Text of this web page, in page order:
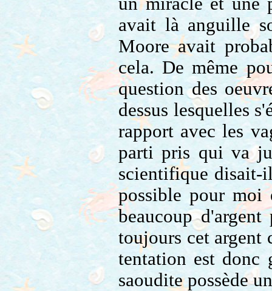
avait là anguille
Moore avait
cela. De même
question des
dessus lesquelles
rapport avec les
parti pris qui va
scientifique disait-
possible pour moi
beaucoup
toujours cet argent
tentation est donc
saoudite possède